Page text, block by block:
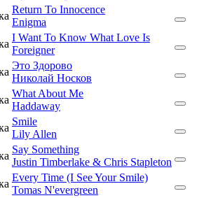
Return To Innocence
Enigma
I Want To Know What Love Is
Foreigner
Это Здорово
Николай Носков
What About Me
Haddaway
Smile
Lily Allen
Say Something
Justin Timberlake & Chris Stapleton
Every Time (I See Your Smile)
Tomas N'evergreen